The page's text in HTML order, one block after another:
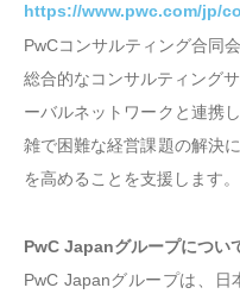
https://www.pwc.com/jp/
PwCコンサルティング合同
総合的なコンサルティング
ーバルネットワークと連携
雑で困難な経営課題の解決
を高めることを支援します。
PwC Japanグループについ
PwC Japanグループは、日